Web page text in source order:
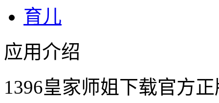
育儿
应用介绍
1396皇家师姐下载官方